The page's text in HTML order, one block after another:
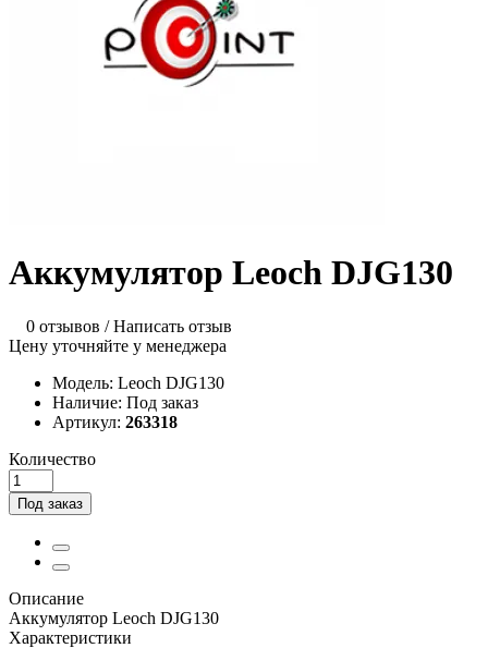
Аккумулятор Leoch DJG130
0 отзывов /Написать отзыв
Цену уточняйте у менеджера
Модель: Leoch DJG130
Наличие: Под заказ
Артикул: 263318
Количество
Под заказ
Описание
Аккумулятор Leoch DJG130
Характеристики